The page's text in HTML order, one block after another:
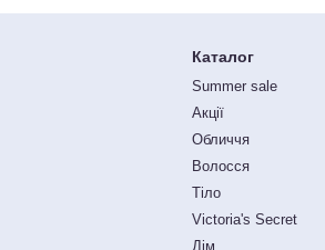
Каталог
Summer sale
Акції
Обличчя
Волосся
Тіло
Victoria's Secret
Дім